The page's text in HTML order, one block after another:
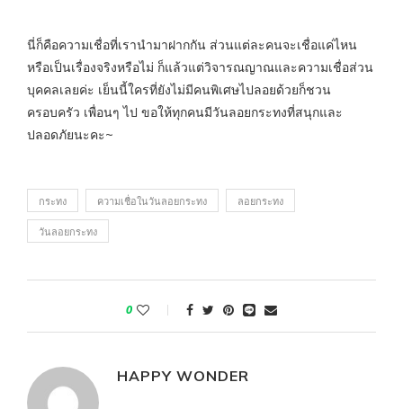
นี่ก็คือความเชื่อที่เรานำมาฝากกัน ส่วนแต่ละคนจะเชื่อแค่ไหน
หรือเป็นเรื่องจริงหรือไม่ ก็แล้วแต่วิจารณญาณและความเชื่อส่วน
บุคคลเลยค่ะ เย็นนี้ใครที่ยังไม่มีคนพิเศษไปลอยด้วยก็ชวน
ครอบครัว เพื่อนๆ ไป ขอให้ทุกคนมีวันลอยกระทงที่สนุกและ
ปลอดภัยนะคะ~
กระทง ความเชื่อในวันลอยกระทง ลอยกระทง
วันลอยกระทง
0
HAPPY WONDER